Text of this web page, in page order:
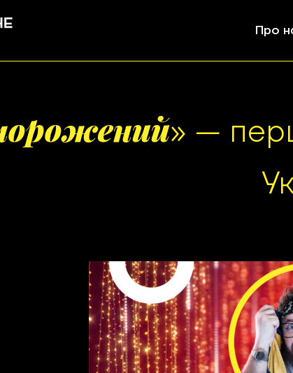
Про
» —